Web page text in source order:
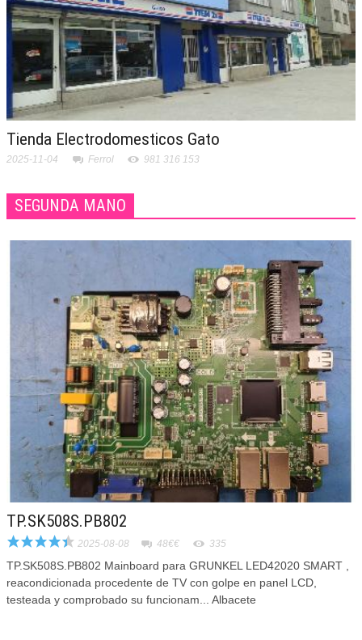
Tienda Electrodomesticos Gato
2025-11-04 Ferrol 981 316 153
SEGUNDA MANO
TP.SK508S.PB802
2025-08-08 48€€ 335
TP.SK508S.PB802 Mainboard para GRUNKEL LED42020 SMART ,
reacondicionada procedente de TV con golpe en panel LCD,
testeada y comprobado su funcionam... Albacete